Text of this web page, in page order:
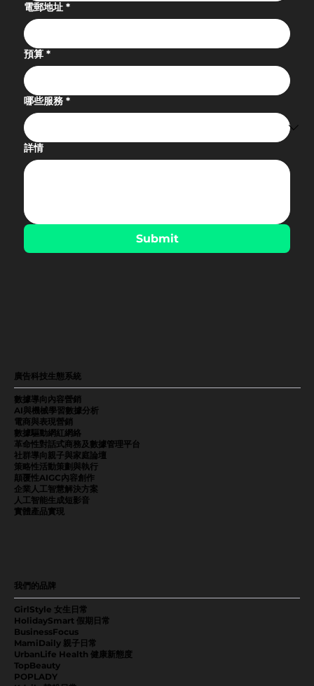
電郵地址 *
預算 *
哪些服務 *
詳情
Submit
廣告科技生態系統
數據導向內容營銷
AI與機械學習數據分析
電商與表現營銷
數據驅動網紅網絡
革命性對話式商務及數據管理平台
社群導向親子與家庭論壇
策略性活動策劃與執行
顛覆性AIGC內容創作
企業人工智慧解決方案
人工智能生成短影音
實體產品實現
GirlStyle 女生日常
HolidaySmart 假期日常
BusinessFocus
MamiDaily 親子日常
UrbanLife Health 健康新態度
TopBeauty
POPLADY
我們的品牌